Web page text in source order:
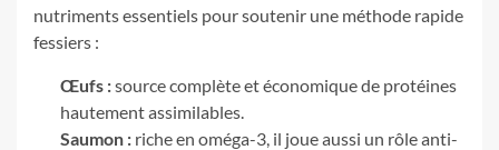
nutriments essentiels pour soutenir une méthode rapide
fessiers :
Œufs :source complète et économique de protéines
hautement assimilables.
Saumon : riche en oméga-3, il joue aussi un rôle anti-